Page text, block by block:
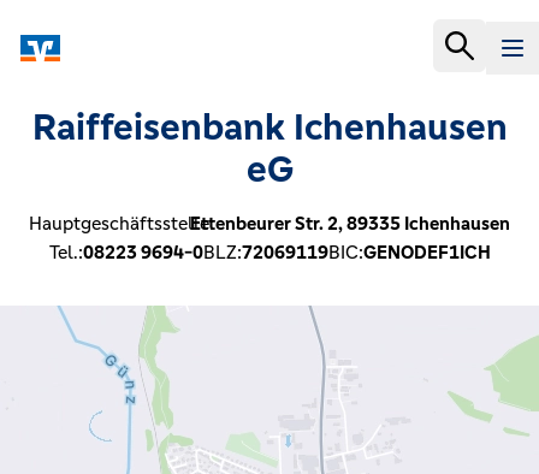
Raiffeisenbank Ichenhausen
eG
Hauptgeschäftsstelle:Ettenbeurer Str. 2,89335 Ichenhausen
Tel.:08223 9694-0BLZ:72069119BIC:GENODEF1ICH